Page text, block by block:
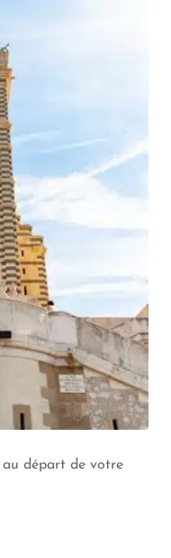
départ de votre